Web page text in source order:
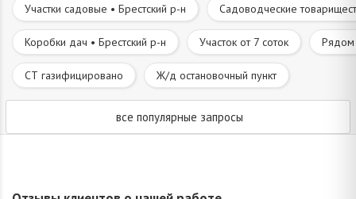
Участки садовые • Брестский р-н Садоводческие
Коробки дач • Брестский р-н Участок от 7 соток Рядом
СТ газифицировано Ж/д остановочный пункт
все популярные запросы